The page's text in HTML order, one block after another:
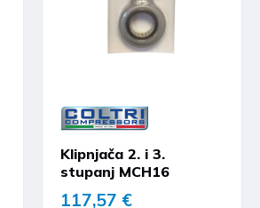
Klipnjača 2. i 3.
stupanj MCH16
117,57 €